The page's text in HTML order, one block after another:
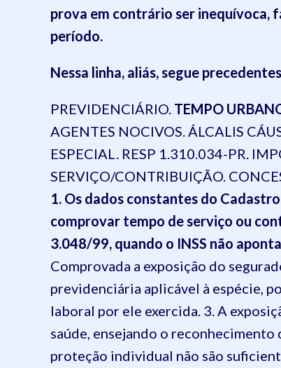
prova em contrário ser inequívoca,
período.
Nessa linha, aliás, segue
PREVIDENCIÁRIO. TEMPO
AGENTES NOCIVOS. ÁLCALIS
ESPECIAL. RESP 1.310.034-PR.
SERVIÇO/CONTRIBUIÇÃO.
1. Os dados constantes do
comprovar tempo de serviço ou
3.048/99, quando o INSS não
Comprovada a exposição do
previdenciária aplicável à espécie,
laboral por ele exercida. 3. A
saúde, ensejando o
proteção individual não são